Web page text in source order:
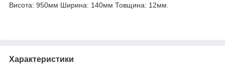
Висота: 950мм Ширина: 140мм Товщина: 12мм.
Характеристики